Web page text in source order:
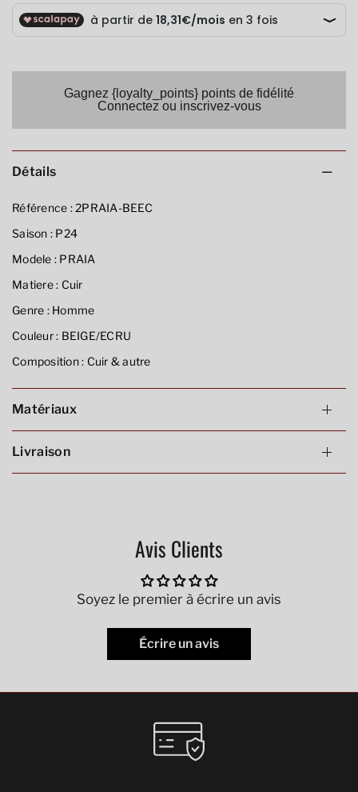
Gagnez {loyalty_points} points de fidélité
Connectez ou inscrivez-vous
Détails
Référence :2PRAIA-BEEC
Saison : P24
Modele : PRAIA
Matiere : Cuir
Genre :Homme
Couleur : BEIGE/ECRU
Composition : Cuir & autre
Matériaux
Livraison
Avis Clients
Soyez le premier à écrire un avis
Écrire un avis